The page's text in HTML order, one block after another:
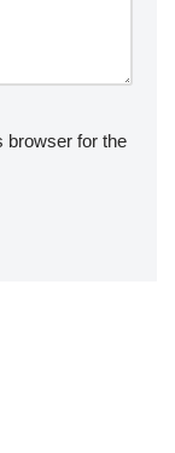
browser for the